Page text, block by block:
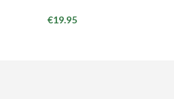
€19.95